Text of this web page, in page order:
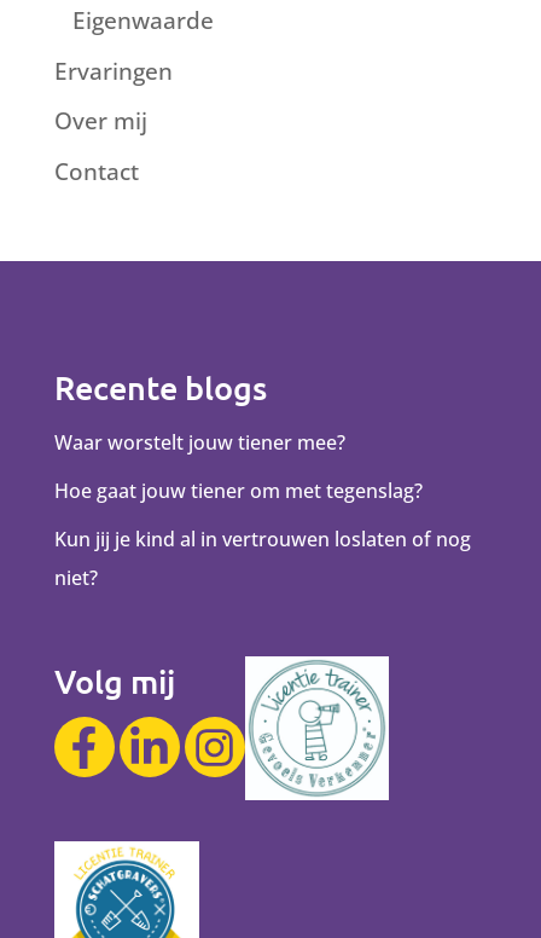
Eigenwaarde
Ervaringen
Over mij
Contact
Recente blogs
Waar worstelt jouw tiener mee?
Hoe gaat jouw tiener om met tegenslag?
Kun jij je kind al in vertrouwen loslaten of nog
niet?
Volg mij